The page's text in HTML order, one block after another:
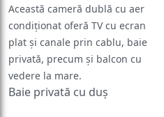
Această cameră dublă cu aer
condiționat oferă TV cu ecran
plat și canale prin cablu, baie
privată, precum și balcon cu
vedere la mare.
Baie privată cu duș